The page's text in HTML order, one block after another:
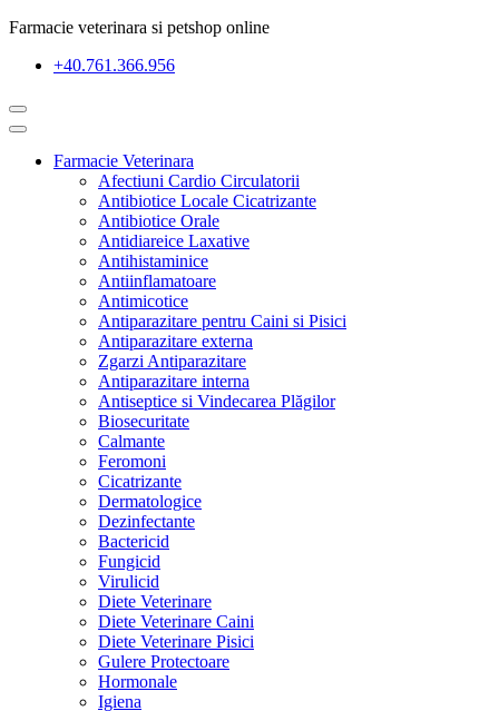
Farmacie veterinara si petshop online
+40.761.366.956
Farmacie Veterinara
Afectiuni Cardio Circulatorii
Antibiotice Locale Cicatrizante
Antibiotice Orale
Antidiareice Laxative
Antihistaminice
Antiinflamatoare
Antimicotice
Antiparazitare pentru Caini si Pisici
Antiparazitare externa
Zgarzi Antiparazitare
Antiparazitare interna
Antiseptice si Vindecarea Plăgilor
Biosecuritate
Calmante
Feromoni
Cicatrizante
Dermatologice
Dezinfectante
Bactericid
Fungicid
Virulicid
Diete Veterinare
Diete Veterinare Caini
Diete Veterinare Pisici
Gulere Protectoare
Hormonale
Igiena